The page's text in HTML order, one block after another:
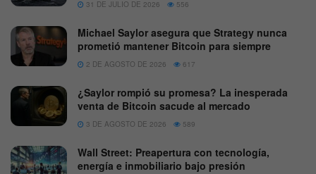
31 DE JULIO DE 2026 556
Michael Saylor asegura que Strategy nunca
prometió mantener Bitcoin para siempre
2 DE AGOSTO DE 2026 617
¿Saylor rompió su promesa? La inesperada
venta de Bitcoin sacude al mercado
3 DE AGOSTO DE 2026 589
Wall Street: Preapertura con tecnología,
energía e inmobiliario bajo presión